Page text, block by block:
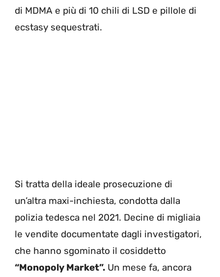
di MDMA e più di 10 chili di LSD e pillole di
ecstasy sequestrati.
Si tratta della ideale prosecuzione di
un’altra maxi-inchiesta, condotta dalla
polizia tedesca nel 2021. Decine di migliaia
le vendite documentate dagli investigatori,
che hanno sgominato il cosiddetto
“Monopoly Market”. Un mese fa, ancora